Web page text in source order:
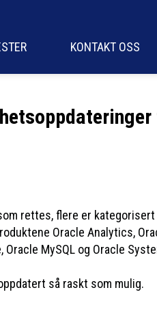
KONTAKT OSS
rettes, flere er
Oracle Analytics,
MySQL og Oracle
så raskt som mulig.